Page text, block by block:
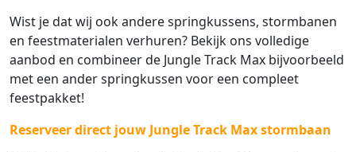
Wist je dat wij ook andere springkussens, stormbanen
en feestmaterialen verhuren? Bekijk ons volledige
aanbod en combineer de Jungle Track Max bijvoorbeeld
met een ander springkussen voor een compleet
feestpakket!
Reserveer direct jouw Jungle Track Max stormbaan